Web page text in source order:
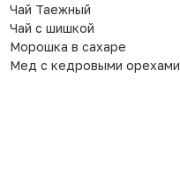
Чай Таежный
Чай с шишкой
Морошка в сахаре
Мед с кедровыми орехами